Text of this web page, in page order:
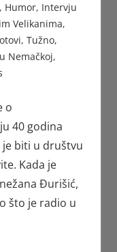
, Humor, Intervju
Velikanima,
, Tužno,
Nemačkoj,
o
40 godina
je biti u društvu
Kada je
Đurišić,
što je radio u